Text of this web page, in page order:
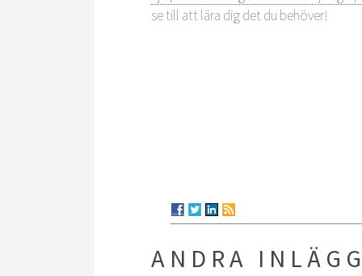
se till att lära dig det du behöver!
ANDRA INLÄGG